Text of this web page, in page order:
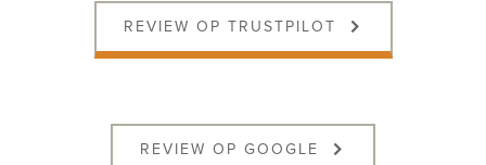
REVIEW OP TRUSTPILOT
REVIEW OP GOOGLE